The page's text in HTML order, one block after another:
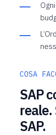
COSA
SAP
reale.
SAP.